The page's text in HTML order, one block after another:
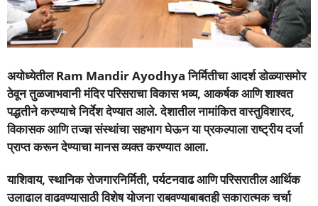
अयोध्येतीलRam Mandir Ayodhyaनिर्मितीचा आदर्श डोळ्यासमोर
ठेवून तुळजाभवानी मंदिर परिसराचा विकास भव्य, आकर्षक आणि शाश्वत
पद्धतीने करण्याचे निर्देश देण्यात आले. देशातील नामांकित वास्तुविशारद,
विकासक आणि तज्ज्ञ संस्थांचा सहभाग घेऊन या प्रकल्पाला राष्ट्रीय दर्जा
प्राप्त करून देण्याचा मानस व्यक्त करण्यात आला.
याशिवाय, स्थानिक रोजगारनिर्मिती, पर्यटनवाढ आणि परिसरातील आर्थिक
उलाढाल वाढवण्यासाठी विशेष योजना राबवण्याबाबतही सकारात्मक चर्चा